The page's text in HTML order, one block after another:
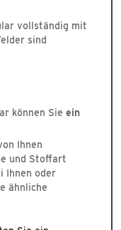
vollständig mit
sind
können Sie ein
Ihnen
und Stoffart
Ihnen oder
ähnliche